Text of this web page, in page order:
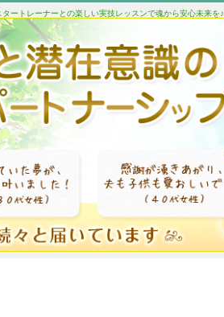
ートレーナーとの楽しい実技レッスンで魂から安心未来を♪